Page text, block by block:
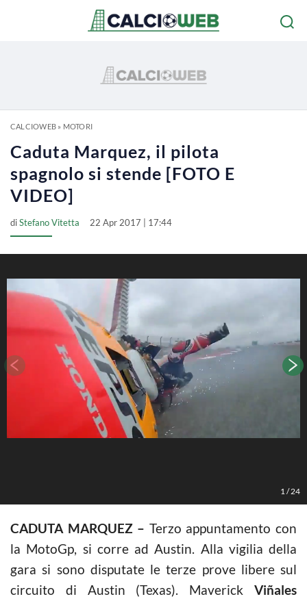
CALCIOWEB» MOTORI
Caduta Marquez, il pilota
spagnolo si stende [FOTO E
VIDEO]
diStefano Vitetta 22 Apr 2017 | 17:44
1 /24
CADUTA MARQUEZ – Terzo appuntamento con
la MotoGp, si corre ad Austin. Alla vigilia della
gara si sono disputate le terze prove libere sul
circuito di Austin (Texas). Maverick Viñales